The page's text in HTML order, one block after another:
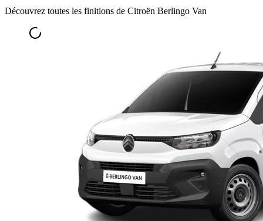
Découvrez toutes les finitions de Citroën Berlingo Van